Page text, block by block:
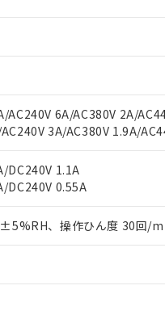
6A/AC380V 2A/
3A/AC380V 1.9A/
DC240V 1.1A
DC240V 0.55A
、操作ひん度 30回/
扱商品の当社在庫状況およ
、本サービスの対象外とな
客様のお取引先、またはお
の事前の承諾なく第三者に
ービス）をご利用いただく
ご登録された部品リストに
お客様との取引・商談に必
1000ppm以下、フタル酸ブチルベ
(DIBP) 1000ppm以下
る適用除外項目は除く。
意図的な使用がないことを確認して
月が前後することがあります
の基準値を超えていること
ウム) : 100ppm、
準値以下であることを示し
い合わせください。
国為替および外国貿易法に
ル、化学兵器、生物兵器ま
る場合は、上記1、2および3
ては、お客様のお取引先、
認ください)
情報を公開していない機種